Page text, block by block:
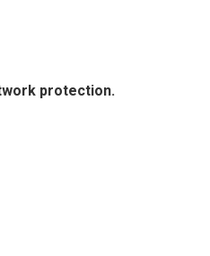
protection.